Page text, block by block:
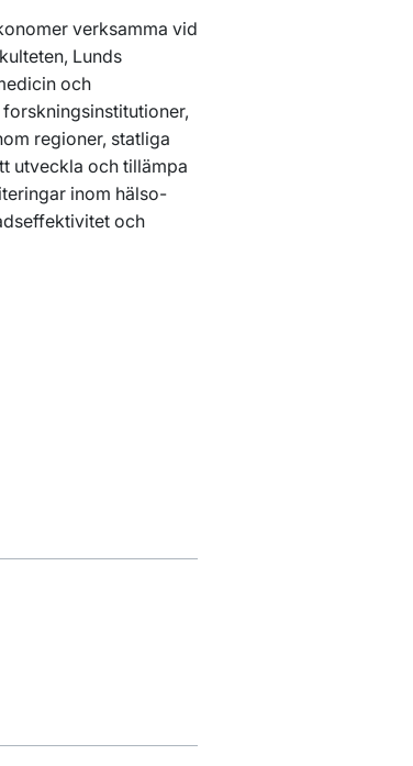
verksamma vid
Lunds
och
regioner, statliga
utveckla och tillämpa
inom hälso-
och